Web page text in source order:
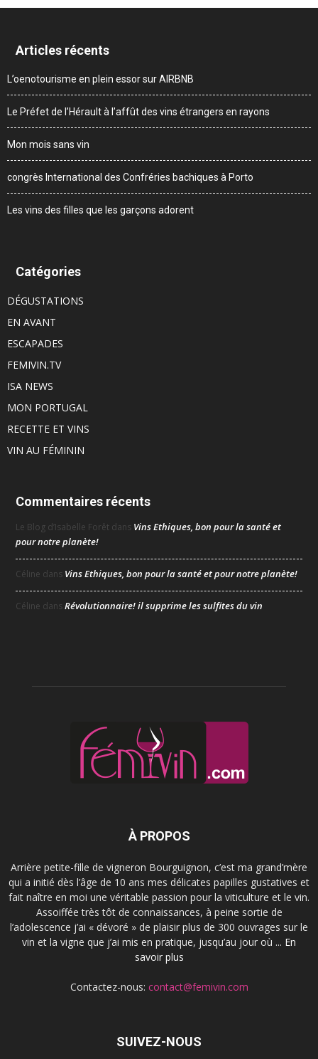
Articles récents
L’oenotourisme en plein essor sur AIRBNB
Le Préfet de l’Hérault à l’affût des vins étrangers en rayons
Mon mois sans vin
congrès International des Confréries bachiques à Porto
Les vins des filles que les garçons adorent
Catégories
DÉGUSTATIONS
EN AVANT
ESCAPADES
FEMIVIN.TV
ISA NEWS
MON PORTUGAL
RECETTE ET VINS
VIN AU FÉMININ
Commentaires récents
Le Blog d’Isabelle Forêt dans Vins Ethiques, bon pour la santé et
pour notre planète!
Céline dans Vins Ethiques, bon pour la santé et pour notre planète!
Céline dansRévolutionnaire! il supprime les sulfites du vin
À PROPOS
Arrière petite-fille de vigneron Bourguignon, c’est ma grand’mère
qui a initié dès l’âge de 10 ans mes délicates papilles gustatives et
fait naître en moi une véritable passion pour la viticulture et le vin.
Assoiffée très tôt de connaissances, à peine sortie de
l’adolescence j’ai « dévoré » de plaisir plus de 300 ouvrages sur le
vin et la vigne que j’ai mis en pratique, jusqu’au jour où ... En
savoir plus
Contactez-nous: contact@femivin.com
SUIVEZ-NOUS